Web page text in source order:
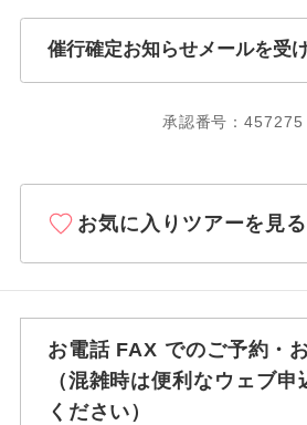
催行確定お知らせメールを受
承認番号：
お気に入りツアーを見る
お電話 FAX でのご予約・
（混雑時は便利なウェブ申
ください）